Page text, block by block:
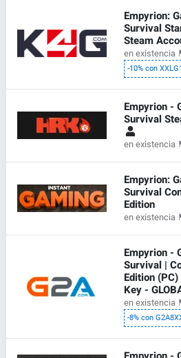
Empyrion:
Survival
Steam
en existencia
-10% con
Empyrion -
Survival
en existencia
Empyrion:
Survival
Edition
en existencia
Empyrion -
Survival |
Edition
Key -
en existencia
-8% con